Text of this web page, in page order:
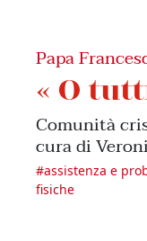
Papa
« O
Comunità
cura di
#assistenza e
fisiche